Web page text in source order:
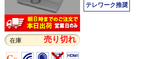
在庫 売り切れ
テレワーク推奨